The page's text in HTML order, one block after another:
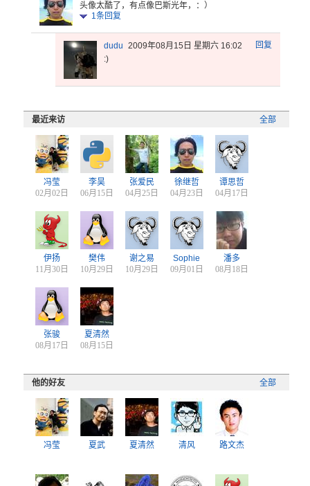
头像太酷了，有点像巴斯光年，：）
1条回复
回复
dudu 2009年08月15日 星期六 16:02
:)
全部
最近来访
冯莹
02月02日
李昊
06月15日
张爱民
04月25日
徐继哲
04月23日
谭思哲
04月17日
伊扬
11月30日
樊伟
10月29日
谢之易
10月29日
Sophie
09月01日
潘多
08月18日
张骏
08月17日
夏清然
08月15日
全部
他的好友
冯莹 夏武 夏清然 清风 路文杰